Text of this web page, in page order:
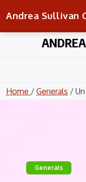
Andrea Sullivan
Home / Generals /
Generals